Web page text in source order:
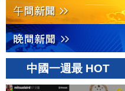
中國一週最 HOT